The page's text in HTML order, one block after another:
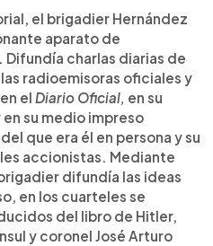
el brigadier Hernández
aparato de
Difundía charlas diarias de
radioemisoras oficiales y
el Diario Oficial, en su
en su medio impreso
del que era él en persona y su
accionistas. Mediante
difundía las ideas
en los cuarteles se
del libro de Hitler,
y coronel José Arturo